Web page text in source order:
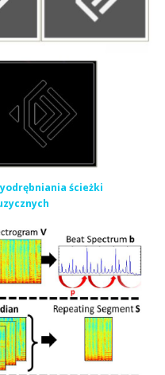
ścieżki